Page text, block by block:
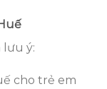
lưu ý:
cho trẻ em